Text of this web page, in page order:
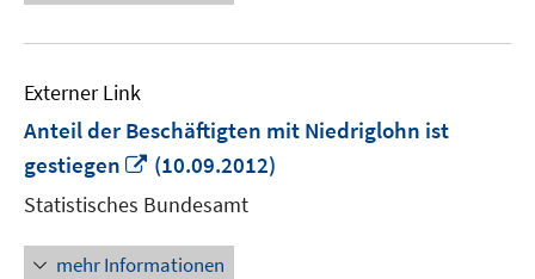
Externer Link
Anteil der Beschäftigten mit Niedriglohn ist
gestiegen
In
neuem
Fenster
öffnen
(10.09.2012)
Statistisches Bundesamt
mehr Informationen